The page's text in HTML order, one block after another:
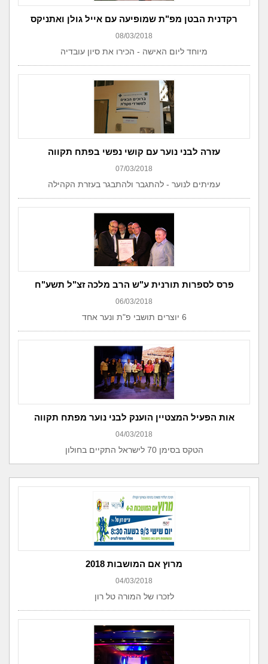
רקדנית הבטן מפ"ת שמופיעה עם אייל גולן ואתניקס
08/03/2018
מיוחד ליום האישה - הכירו את סיון עובדיה
עזרה לבני נוער עם קושי נפשי בפתח תקווה
07/03/2018
עמיתים לנוער - להתגבר ולהתבגר בעזרת הקהילה
פרס לספרות תורנית ע"ש הרב מלכה זצ"ל תשע"ח
06/03/2018
6 יוצרים תושבי פ"ת ונער אחד
אות הפעיל המצטיין הוענק לבני נוער מפתח תקווה
04/03/2018
הטקס בסימן 70 לישראל התקיים בחולון
מרוץ אם המושבות 2018
04/03/2018
לזכרו של המורה טל רון